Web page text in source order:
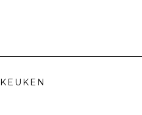
KEUKEN